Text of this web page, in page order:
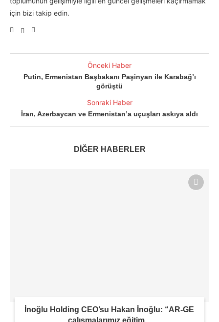
için bizi takip edin.
Önceki Haber
Putin, Ermenistan Başbakanı Paşinyan ile Karabağ’ı
görüştü
Sonraki Haber
İran, Azerbaycan ve Ermenistan’a uçuşları askıya aldı
DİĞER HABERLER
İnoğlu Holding CEO’su Hakan İnoğlu: “AR-GE